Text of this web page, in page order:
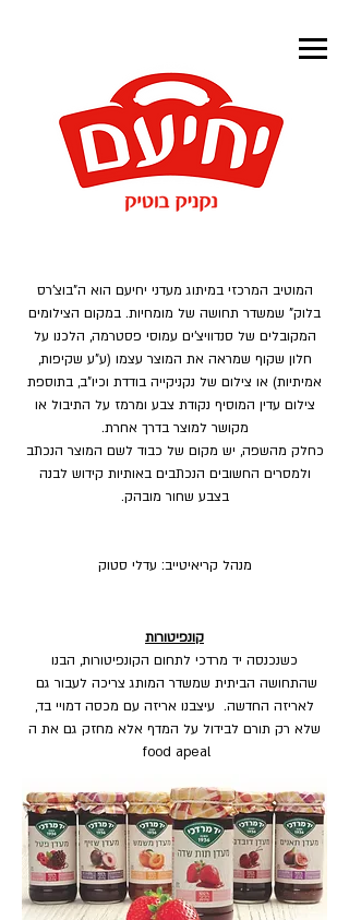
המוטיב המרכזי במיתוג מעדני יחיעם הוא ה"בוצ'רס
בלוק" שמשדר תחושה של מומחיות. במקום הצילומים
המקובלים של סנדוויצ'ים עמוסי פסטרמה, הלכנו על
חלון שקוף שמראה את המוצר עצמו (ע"ע שקיפות,
אמיתיות) או צילום של נקניקייה בודדת וכיו"ב, בתוספת
צילום עדין המוסיף נקודת צבע ומרמז על התיבול או
מקושר למוצר בדרך אחרת.
כחלק מהשפה, יש מקום של כבוד לשם המוצר הנכתב
ולמסרים החשובים הנכתבים באותיות קידוש לבנה
בצבע שחור מובהק.
מנהל קריאיטייב: עדלי סטוק
קונפיטורות
כשנכנסה יד מרדכי לתחום הקונפיטורות, הבנו
שהתחושה הביתית שמשדר המותג צריכה לעבור גם
לאריזה החדשה. עיצבנו אריזה עם מכסה דמויי בד,
שלא רק תורם לבידול על המדף אלא מחזק גם את ה
food apeal